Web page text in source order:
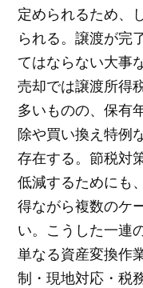
定められるため、
られる。譲渡が完
てはならない大事
売却では譲渡所得
多いものの、保有
除や買い換え特例
存在する。節税対
低減するためにも
得ながら複数のケ
い。こうした一連
単なる資産変換作
制・現地対応・税